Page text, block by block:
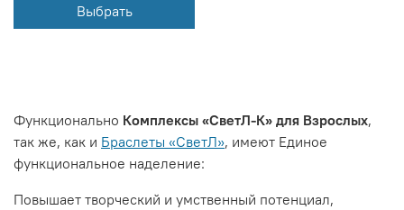
Выбрать
Функционально Комплексы «СветЛ-К» для Взрослых,
так же, как и Браслеты «СветЛ», имеют Единое
функциональное наделение:
Повышает творческий и умственный потенциал,